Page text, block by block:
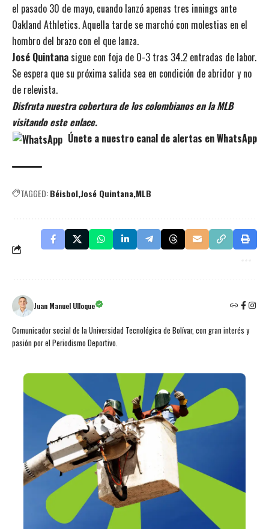
el pasado 30 de mayo, cuando lanzó apenas tres innings ante
Oakland Athletics. Aquella tarde se marchó con molestias en el
hombro del brazo con el que lanza.
José Quintanasigue con foja de 0-3 tras 34.2 entradas de labor.
Se espera que su próxima salida sea en condición de abridor y no
de relevista.
Disfruta nuestra cobertura de los colombianos en la MLB
visitando este enlace.
Únete a nuestro canal de alertas en WhatsApp
TAGGED:BéisbolJosé Quintana MLB
Juan Manuel Ulloque
Comunicador social de la Universidad Tecnológica de Bolívar, con gran interés y
pasión por el Periodismo Deportivo.